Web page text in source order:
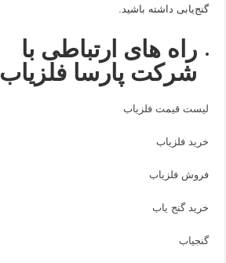
گنج‌یابی داشته باشید.
راه های ارتباطی با
شرکت پارسا فلزیاب
لیست قیمت فلزیاب
خرید فلزیاب
فروش فلزیاب
خرید گنج یاب
گنجیاب